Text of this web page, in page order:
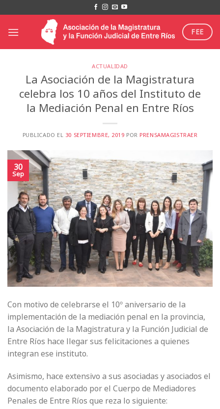
al
contenido
FEE
ACTUALIDAD
La Asociación de la Magistratura
celebra los 10 años del Instituto de
la Mediación Penal en Entre Ríos
PUBLICADO EL 30 SEPTIEMBRE, 2019 POR PRENSAMAGISTRAER
30
Sep
Con motivo de celebrarse el 10º aniversario de la
implementación de la mediación penal en la provincia,
la Asociación de la Magistratura y la Función Judicial de
Entre Ríos hace llegar sus felicitaciones a quienes
integran ese instituto.
Asimismo, hace extensivo a sus asociadas y asociados el
documento elaborado por el Cuerpo de Mediadores
Penales de Entre Ríos que reza lo siguiente: